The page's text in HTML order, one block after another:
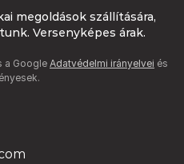
megoldások szállítására,
Versenyképes árak.
a Google Adatvédelmi irányelvei